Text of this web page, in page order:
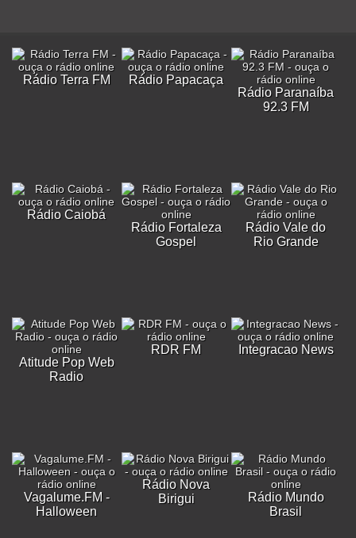
Rádio Terra FM
Rádio Papacaça
Rádio Paranaíba
92.3 FM
Rádio Caiobá
Rádio Fortaleza
Gospel
Rádio Vale do
Rio Grande
Atitude Pop Web
Radio
RDR FM Integracao News
Vagalume.FM -
Halloween
Rádio Nova
Birigui
Rádio Mundo
Brasil